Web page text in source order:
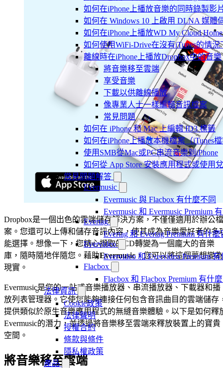
如何在iPhone上播放音樂的同時錄製影
如何在 Windows 10 上啟用 DLNA 媒體
如何在iPhone上播放WD My Cloud
如何使用WiFi-Drive在沒有iTunes的情
離線時在iPhone上播放Dropbox中的音樂
將音樂移至雲端
享受音樂
下載以供離線播放
像專業人士一樣編輯音訊檔案
常見問題
如何在 iPhone 和 Mac 上編輯 ID3 標籤
如何在iPhone上播放本機檔案（iTunes
使用SMB從Mac或PC串流音樂到iPhone
如何從 App Store 安裝應用程式或使用
常見問題解答
Evermusic
Evermusic 與 Flacbox 有什麼不同
Evermusic 和 Evermusic Premium
Evertag
Evertag 和 Evertag Premium 有什
Evervideo
Evervideo 和 Evervideo Premium
Flacbox
Flacbox 和 Flacbox Premium 有什
法律資訊
Cookie政策
法律聲明
授權合約
條款與條件
隱私權政策
產品
Dropbox是一個出色的雲端儲存解決方案，不僅僅適用於辦公檔
案。您還可以上傳和儲存音訊內容，使其成為音樂愛好者的多
能選擇。想像一下，您精心擷取的CD轉變為一個龐大的音樂
庫，隨時隨地伴隨您。藉助Evermusic，您可以將這個夢想變為
現實。
Evermusic是您的一站式音樂播放器、串流播放器、下載器和播
放列表管理器。它使您能夠連接任何包含音訊曲目的雲端儲存
提供類似於原生音樂應用程式的無縫音樂體驗。以下是如何釋
Evermusic的潛力，並透過將音樂移至雲端來釋放裝置上的寶貴
空間。
將音樂移至雲端